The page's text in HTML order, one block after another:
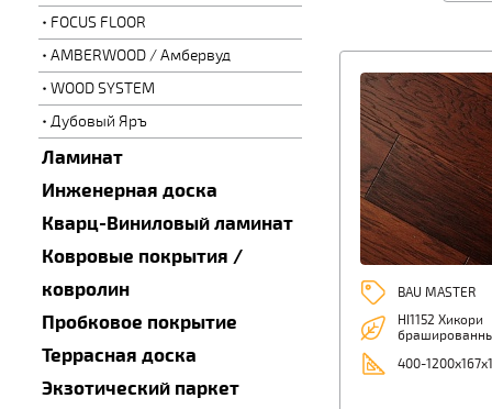
FOCUS FLOOR
AMBERWOOD / Амбервуд
WOOD SYSTEM
Дубовый Яръ
Ламинат
Инженерная доска
Кварц-Виниловый ламинат
Ковровые покрытия /
ковролин
Пробковое покрытие
Террасная доска
Экзотический паркет
BAU MASTER
HI1152 Хикори
400-